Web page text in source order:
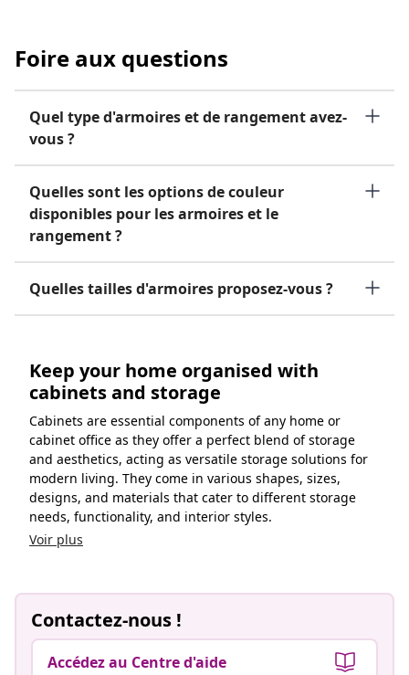
Foire aux questions
Quel type d'armoires et de rangement avez-
vous ?
Quelles sont les options de couleur
disponibles pour les armoires et le
rangement ?
Quelles tailles d'armoires proposez-vous ?
Keep your home organised with
cabinets and storage
Cabinets are essential components of any home or
cabinet office as they offer a perfect blend of storage
and aesthetics, acting as versatile storage solutions for
modern living. They come in various shapes, sizes,
designs, and materials that cater to different storage
needs, functionality, and interior styles.
Voir plus
Contactez-nous !
Accédez au Centre d'aide